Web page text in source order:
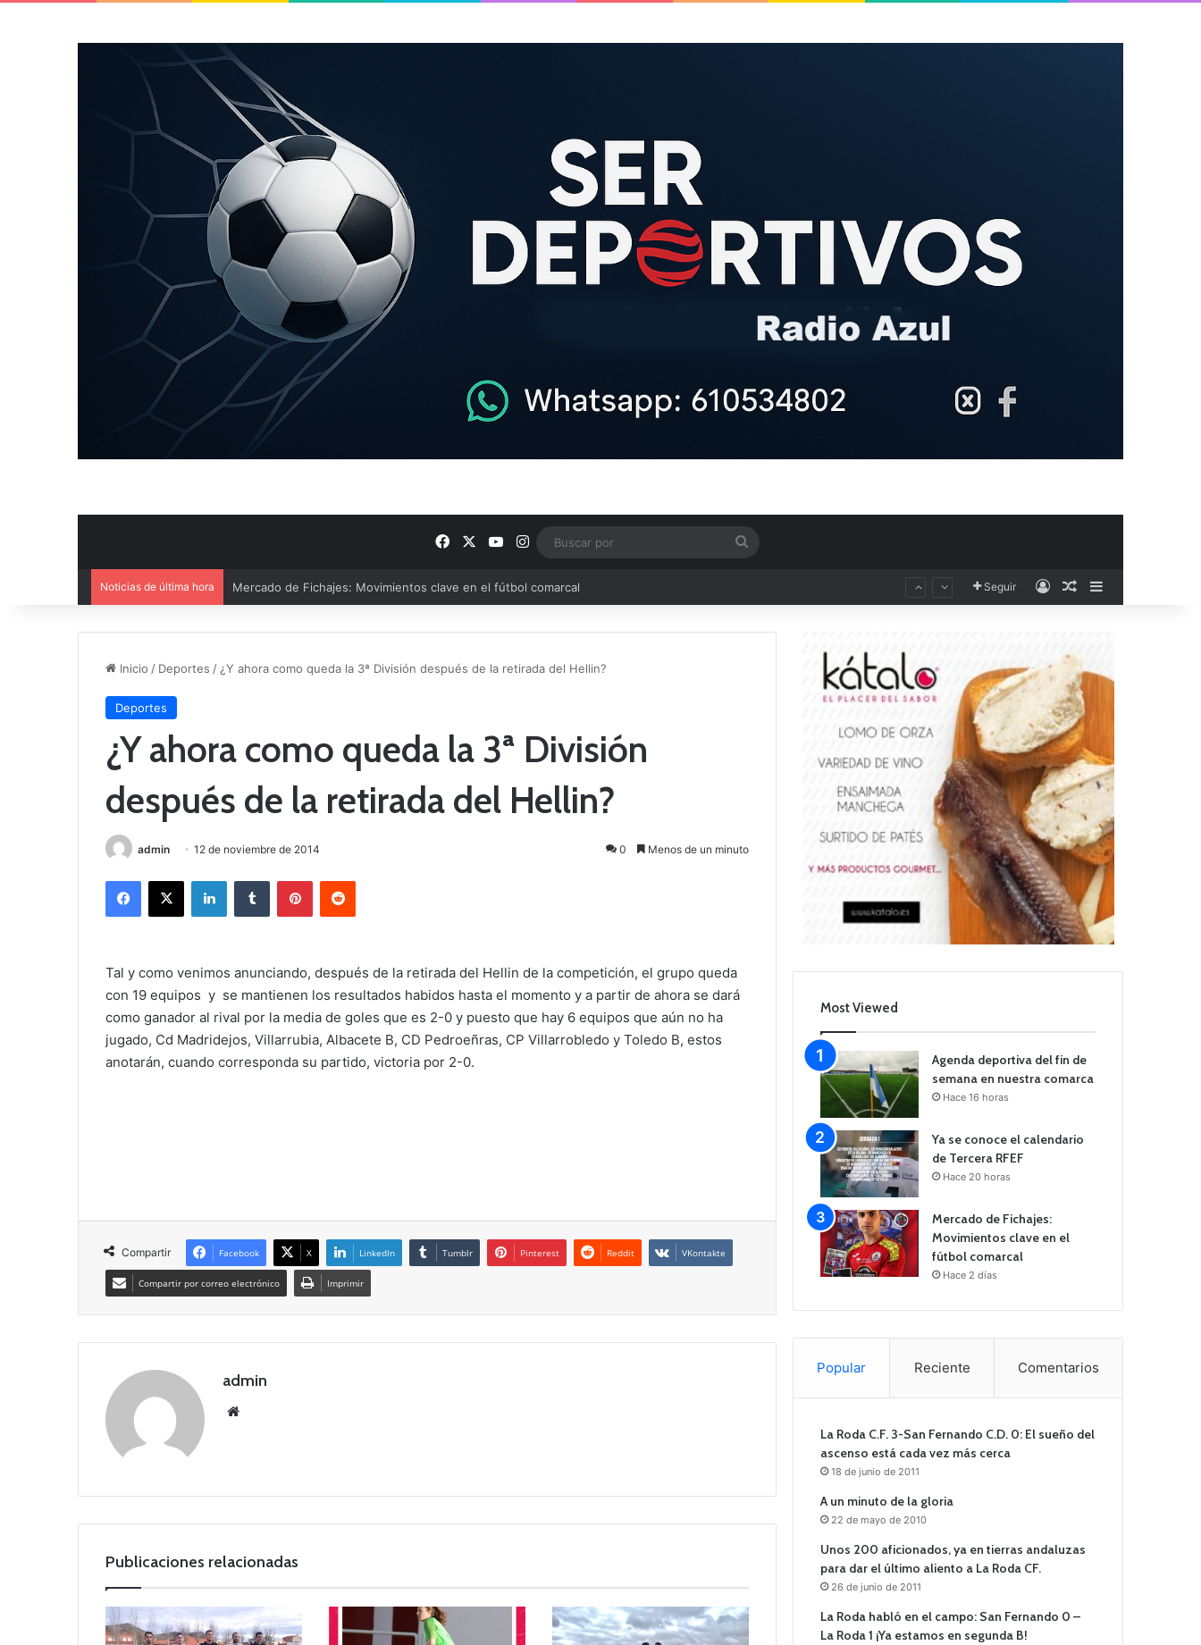
FacebookYouTube
Instagram
Noticias de última hora El CB Villarrobledo y el CB Criptana continúan perfilando sus plantillas Seguir AccesoPublicación al
Inicio / Deportes / ¿Y ahora como queda la 3ª División después de la retirada del Hellin?
Deportes
¿Y ahora como queda la 3ª División
después de la retirada del Hellin?
admin 12 de noviembre de 2014 0 Menos de un minuto
Tal y como venimos anunciando, después de la retirada del Hellin de la competición, el grupo queda
con 19 equipos y se mantienen los resultados habidos hasta el momento y a partir de ahora se dará
como ganador al rival por la media de goles que es 2-0 y puesto que hay 6 equipos que aún no ha
jugado, Cd Madridejos, Villarrubia, Albacete B, CD Pedroeñras, CP Villarrobledo y Toledo B, estos
anotarán, cuando corresponda su partido, victoria por 2-0.
Compartir Facebook X LinkedIn Tumblr Pinterest Reddit VKontakte
Compartir por correo electrónico Imprimir
admin
Publicaciones relacionadas
Most Viewed
Agenda deportiva del fin de
semana en nuestra comarca
Hace 16 horas
Ya se conoce el calendario
de Tercera RFEF
Hace 20 horas
Mercado de Fichajes:
Movimientos clave en el
fútbol comarcal
Hace 2 días
Popular Reciente Comentarios
La Roda C.F. 3-San Fernando C.D. 0: El sueño del
ascenso está cada vez más cerca
18 de junio de 2011
A un minuto de la gloria
22 de mayo de 2010
Unos 200 aficionados, ya en tierras andaluzas
para dar el último aliento a La Roda CF.
26 de junio de 2011
La Roda habló en el campo: San Fernando 0 –
La Roda 1 ¡Ya estamos en segunda B!